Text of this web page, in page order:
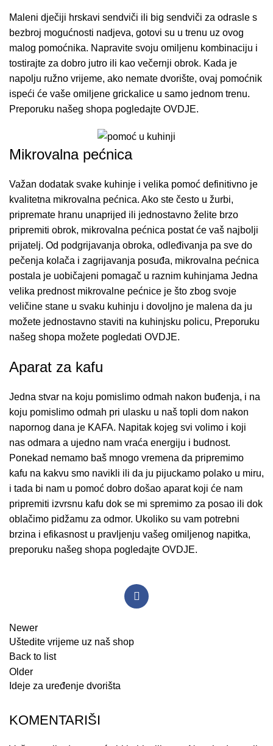
Maleni dječiji hrskavi sendviči ili big sendviči za odrasle s
bezbroj mogućnosti nadjeva, gotovi su u trenu uz ovog
malog pomoćnika. Napravite svoju omiljenu kombinaciju i
tostirajte za dobro jutro ili kao večernji obrok. Kada je
napolju ružno vrijeme, ako nemate dvorište, ovaj pomoćnik
ispeći će vaše omiljene grickalice u samo jednom trenu.
Preporuku našeg shopa pogledajte OVDJE.
Mikrovalna pećnica
Važan dodatak svake kuhinje i velika pomoć definitivno je
kvalitetna mikrovalna pećnica. Ako ste često u žurbi,
pripremate hranu unaprijed ili jednostavno želite brzo
pripremiti obrok, mikrovalna pećnica postat će vaš najbolji
prijatelj. Od podgrijavanja obroka, odleđivanja pa sve do
pečenja kolača i zagrijavanja posuđa, mikrovalna pećnica
postala je uobičajeni pomagač u raznim kuhinjama Jedna
velika prednost mikrovalne pećnice je što zbog svoje
veličine stane u svaku kuhinju i dovoljno je malena da ju
možete jednostavno staviti na kuhinjsku policu, Preporuku
našeg shopa možete pogledati OVDJE.
Aparat za kafu
Jedna stvar na koju pomislimo odmah nakon buđenja, i na
koju pomislimo odmah pri ulasku u naš topli dom nakon
napornog dana je KAFA. Napitak kojeg svi volimo i koji
nas odmara a ujedno nam vraća energiju i budnost.
Ponekad nemamo baš mnogo vremena da pripremimo
kafu na kakvu smo navikli ili da ju pijuckamo polako u miru,
i tada bi nam u pomoć dobro došao aparat koji će nam
pripremiti izvrsnu kafu dok se mi spremimo za posao ili dok
oblačimo pidžamu za odmor. Ukoliko su vam potrebni
brzina i efikasnost u pravljenju vašeg omiljenog napitka,
preporuku našeg shopa pogledajte OVDJE.
Newer
Uštedite vrijeme uz naš shop
Back to list
Older
Ideje za uređenje dvorišta
KOMENTARIŠI